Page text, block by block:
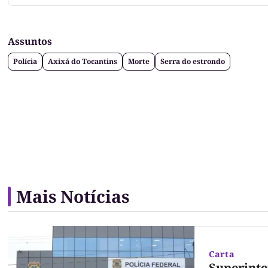
Assuntos
Polícia Axixá do Tocantins Morte Serra do estrondo
Mais Notícias
Carta